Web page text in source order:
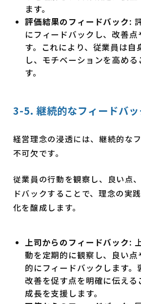
ます。
評価結果のフィードバック:
にフィードバックし、改善点
す。これにより、従業員は自
し、モチベーションを高める
す。
3-5. 継続的なフィードバッ
経営理念の浸透には、継続的な
不可欠です。
従業員の行動を観察し、良い点
ドバックすることで、理念の実
化を醸成します。
上司からのフィードバック:
動を定期的に観察し、良い点
的にフィードバックします。
改善を促す点を明確に伝える
成長を支援します。